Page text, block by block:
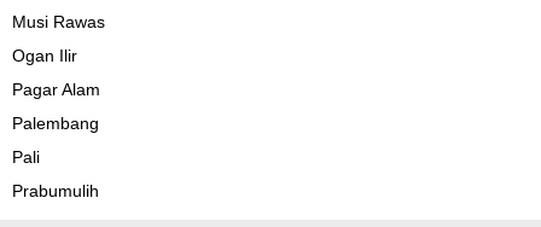
Musi Rawas
Ogan Ilir
Pagar Alam
Palembang
Pali
Prabumulih